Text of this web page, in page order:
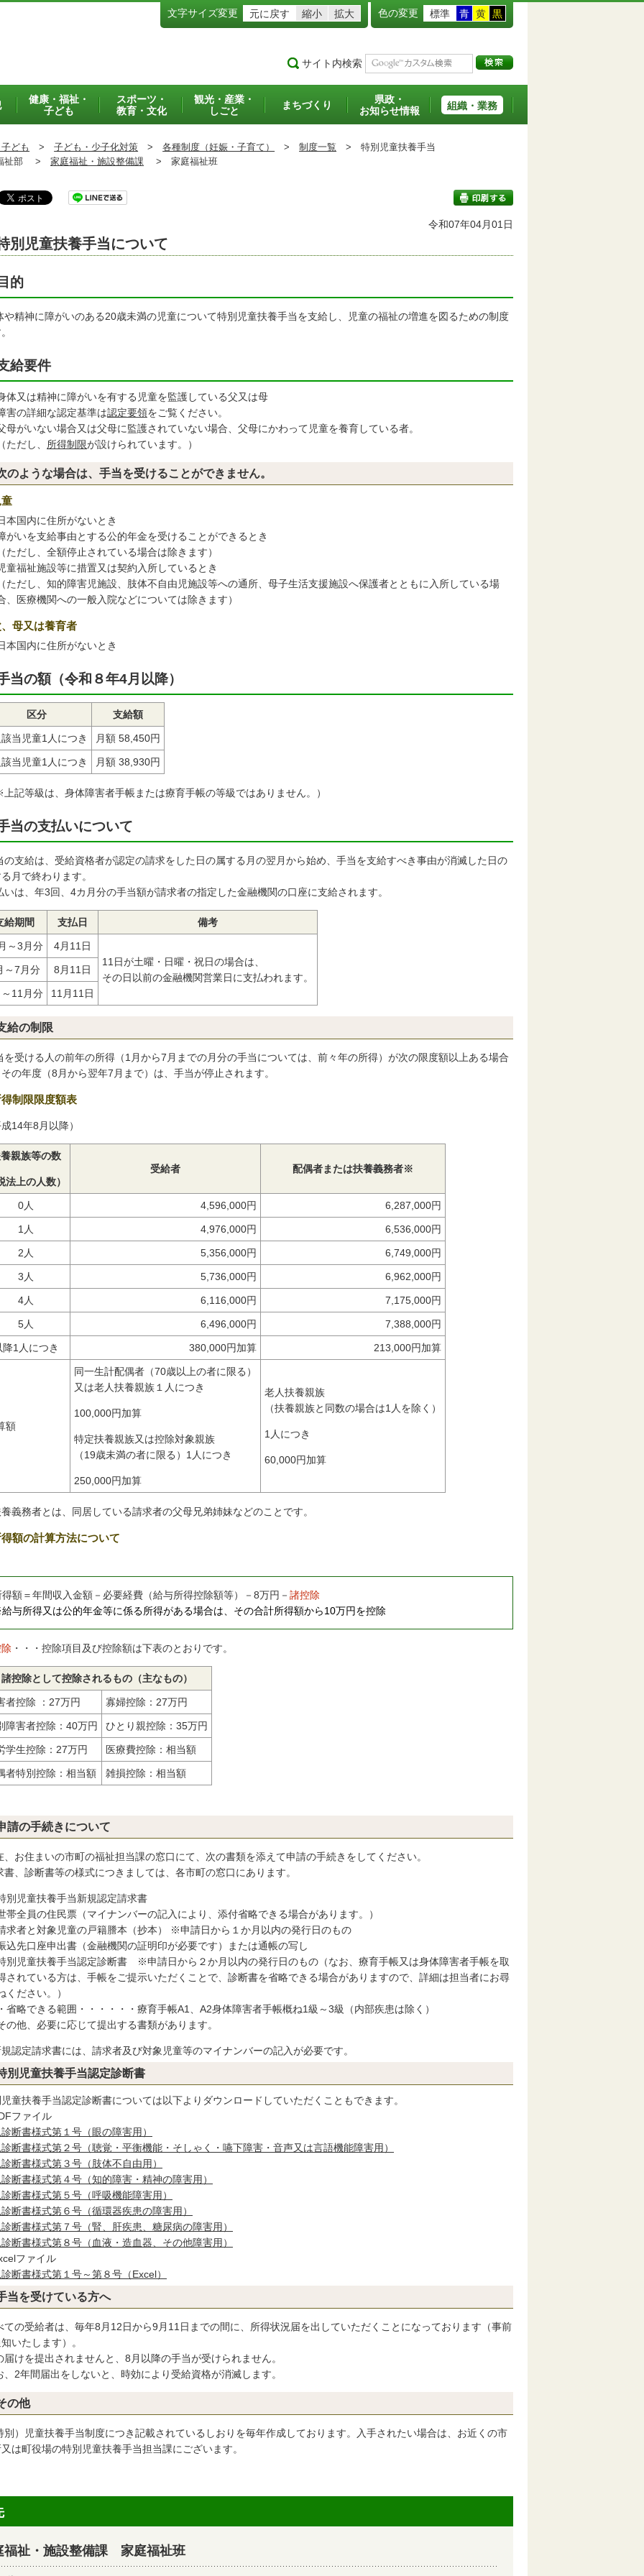
文字サイズ変更 元に戻す 縮小 拡大 色の変更 標準 青 黄 黒
サイト内検索
健康・福祉・
子ども
スポーツ・
教育・文化
観光・産業・
しごと
まちづくり
県政・
お知らせ情報
組織・業務
ども > 子ども・少子化対策 > 各種制度（妊娠・子育て） > 制度一覧 > 特別児童扶養手当
祉部 >
家庭福祉・施設整備課 > 家庭福祉班
印刷する
令和07年04月01日
別児童扶養手当について
的
精神に障がいのある20歳未満の児童について特別児童扶養手当を支給し、児童の福祉の増進を図るための制度
給要件
体又は精神に障がいを有する児童を監護している父又は母
害の詳細な認定基準は認定要領をご覧ください。
母がいない場合又は父母に監護されていない場合、父母にかわって児童を養育している者。
ただし、 所得制限が設けられています。）
のような場合は、手当を受けることができません。
本国内に住所がないとき
がいを支給事由とする公的年金を受けることができるとき
ただし、全額停止されている場合は除きます）
童福祉施設等に措置又は契約入所しているとき
ただし、知的障害児施設、肢体不自由児施設等への通所、母子生活支援施設へ保護者とともに入所している場
、医療機関への一般入院などについては除きます）
母又は養育者
本国内に住所がないとき
当の額（令和８年4月以降）
区分 支給額
当児童1人につき 月額 58,450円
当児童1人につき 月額 38,930円
記等級は、身体障害者手帳または療育手帳の等級ではありません。）
当の支払いについて
支給は、受給資格者が認定の請求をした日の属する月の翌月から始め、手当を支給すべき事由が消滅した日の
月で終わります。
は、年3回、4カ月分の手当額が請求者の指定した金融機関の口座に支給されます。
給期間 支払日 備考
～3月分
4月11日
11日が土曜・日曜・祝日の場合は、
その日以前の金融機関営業日に支払われます。
～7月分 8月11日
11月分 11月11日
給の制限
受ける人の前年の所得（1月から7月までの月分の手当については、前々年の所得）が次の限度額以上ある場合
の年度（8月から翌年7月まで）は、手当が停止されます。
制限限度額表
14年8月以降）
親族等の数
法上の人数）
受給者 配偶者または扶養義務者※
0人 4,596,000円 6,287,000円
1人 4,976,000円 6,536,000円
2人 5,356,000円 6,749,000円
3人 5,736,000円 6,962,000円
4人 6,116,000円 7,175,000円
5人 6,496,000円 7,388,000円
降1人につき 380,000円加算 213,000円加算
額
同一生計配偶者（70歳以上の者に限る）
又は老人扶養親族１人につき
100,000円加算
特定扶養親族又は控除対象親族
（19歳未満の者に限る）1人につき
250,000円加算
老人扶養親族
（扶養親族と同数の場合は1人を除く）
1人につき
60,000円加算
義務者とは、同居している請求者の父母兄弟姉妹などのことです。
額の計算方法について
得額＝年間収入金額－必要経費（給与所得控除額等）－8万円－ 諸控除
与所得又は公的年金等に係る所得がある場合は、その合計所得額から10万円を控除
・・・控除項目及び控除額は下表のとおりです。
諸控除として控除されるもの（主なもの）
者控除 ：27万円 寡婦控除：27万円
障害者控除：40万円 ひとり親控除：35万円
学生控除：27万円 医療費控除：相当額
者特別控除：相当額 雑損控除：相当額
請の手続きについて
お住まいの市町の福祉担当課の窓口にて、次の書類を添えて申請の手続きをしてください。
、診断書等の様式につきましては、各市町の窓口にあります。
別児童扶養手当新規認定請求書
帯全員の住民票（マイナンバーの記入により、添付省略できる場合があります。）
求者と対象児童の戸籍謄本（抄本） ※申請日から１か月以内の発行日のもの
込先口座申出書（金融機関の証明印が必要です）または通帳の写し
別児童扶養手当認定診断書 ※申請日から２か月以内の発行日のもの（なお、療育手帳又は身体障害者手帳を取
されている方は、手帳をご提示いただくことで、診断書を省略できる場合がありますので、詳細は担当者にお尋
ください。）
省略できる範囲・・・・・・療育手帳A1、A2身体障害者手帳概ね1級～3級（内部疾患は除く）
の他、必要に応じて提出する書類があります。
認定請求書には、請求者及び対象児童等のマイナンバーの記入が必要です。
別児童扶養手当認定診断書
童扶養手当認定診断書については以下よりダウンロードしていただくこともできます。
断書様式第１号（眼の障害用）
断書様式第２号（聴覚・平衡機能・そしゃく・嚥下障害・音声又は言語機能障害用）
断書様式第３号（肢体不自由用）
断書様式第４号（知的障害・精神の障害用）
断書様式第５号（呼吸機能障害用）
断書様式第６号（循環器疾患の障害用）
断書様式第７号（腎、肝疾患、糖尿病の障害用）
断書様式第８号（血液・造血器、その他障害用）
断書様式第１号～第８号（Excel）
当を受けている方へ
の受給者は、毎年8月12日から9月11日までの間に、所得状況届を出していただくことになっております（事前
いたします）。
けを提出されませんと、8月以降の手当が受けられません。
2年間届出をしないと、時効により受給資格が消滅します。
の他
）児童扶養手当制度につき記載されているしおりを毎年作成しております。入手されたい場合は、お近くの市
は町役場の特別児童扶養手当担当課にございます。
祉・施設整備課 家庭福祉班